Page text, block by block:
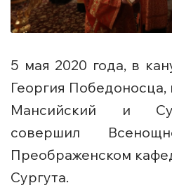
5 мая 2020 года, в
Георгия
Мансийский и
совершил
Преображенском
Сургута.